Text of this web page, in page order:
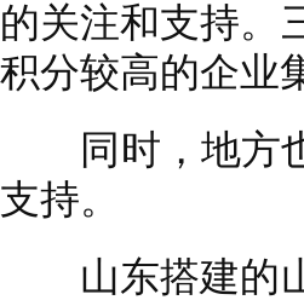
的关注和支持。
积分较高的企业
同时，地方也
支持。
山东搭建的山